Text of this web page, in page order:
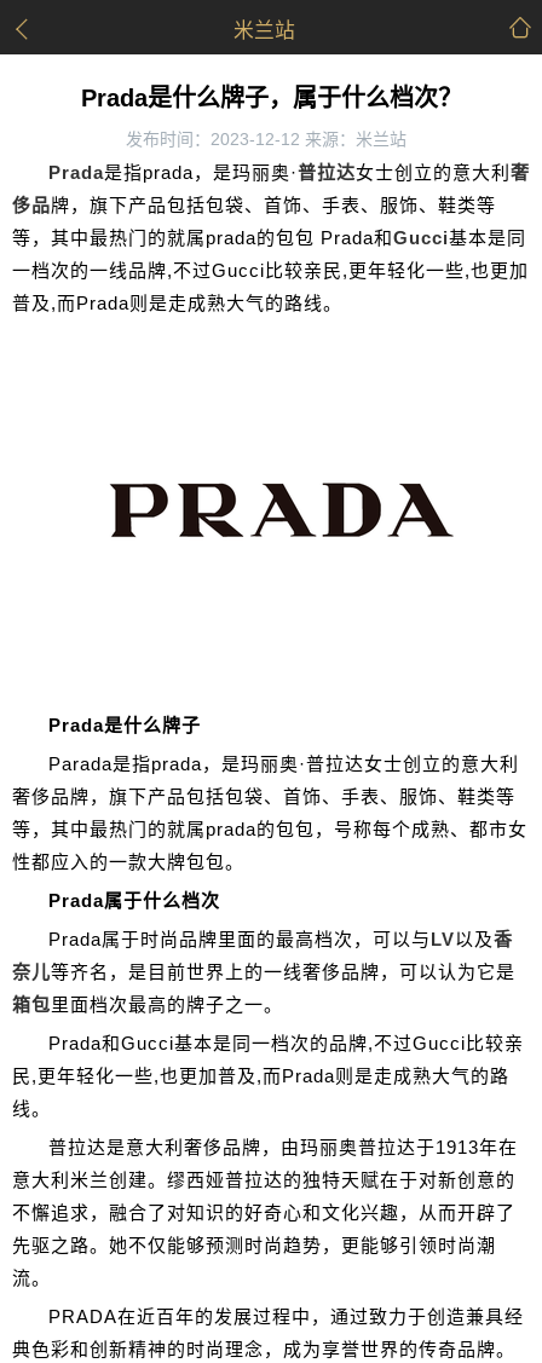
米兰站
Prada是什么牌子，属于什么档次？
发布时间：2023-12-12 来源：米兰站
Prada是指prada，是玛丽奥·普拉达女士创立的意大利 奢
侈品牌，旗下产品包括包袋、首饰、手表、服饰、鞋类等
等，其中最热门的就属prada的包包 Prada和Gucci基本是同
一档次的一线品牌,不过Gucci比较亲民,更年轻化一些,也更加
普及,而Prada则是走成熟大气的路线。
Prada是什么牌子
Parada是指prada，是玛丽奥·普拉达女士创立的意大利
奢侈品牌，旗下产品包括包袋、首饰、手表、服饰、鞋类等
等，其中最热门的就属prada的包包，号称每个成熟、都市女
性都应入的一款大牌包包。
Prada属于什么档次
Prada属于时尚品牌里面的最高档次，可以与LV以及香
奈儿等齐名，是目前世界上的一线奢侈品牌，可以认为它是
箱包里面档次最高的牌子之一。
Prada和Gucci基本是同一档次的品牌,不过Gucci比较亲
民,更年轻化一些,也更加普及,而Prada则是走成熟大气的路
线。
普拉达是意大利奢侈品牌，由玛丽奥普拉达于1913年在
意大利米兰创建。缪西娅普拉达的独特天赋在于对新创意的
不懈追求，融合了对知识的好奇心和文化兴趣，从而开辟了
先驱之路。她不仅能够预测时尚趋势，更能够引领时尚潮
流。
PRADA在近百年的发展过程中，通过致力于创造兼具经
典色彩和创新精神的时尚理念，成为享誉世界的传奇品牌。